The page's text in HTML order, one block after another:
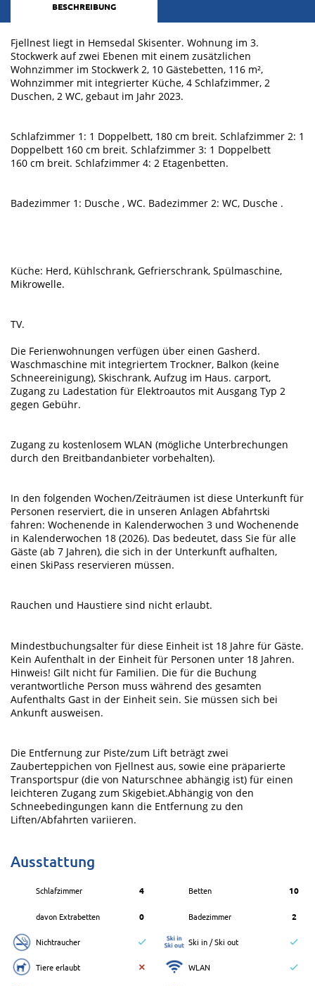
BESCHREIBUNG
Fjellnest liegt in Hemsedal Skisenter. Wohnung im 3.
Stockwerk auf zwei Ebenen mit einem zusätzlichen
Wohnzimmer im Stockwerk 2, 10 Gästebetten, 116 m²,
Wohnzimmer mit integrierter Küche, 4 Schlafzimmer, 2
Duschen, 2 WC, gebaut im Jahr 2023.
Schlafzimmer 1: 1 Doppelbett, 180 cm breit. Schlafzimmer 2: 1
Doppelbett 160 cm breit. Schlafzimmer 3: 1 Doppelbett
160 cm breit. Schlafzimmer 4: 2 Etagenbetten.
Badezimmer 1: Dusche , WC. Badezimmer 2: WC, Dusche .
Küche: Herd, Kühlschrank, Gefrierschrank, Spülmaschine,
Mikrowelle.
TV.
Die Ferienwohnungen verfügen über einen Gasherd.
Waschmaschine mit integriertem Trockner, Balkon (keine
Schneereinigung), Skischrank, Aufzug im Haus. carport,
Zugang zu Ladestation für Elektroautos mit Ausgang Typ 2
gegen Gebühr.
Zugang zu kostenlosem WLAN (mögliche Unterbrechungen
durch den Breitbandanbieter vorbehalten).
In den folgenden Wochen/Zeiträumen ist diese Unterkunft für
Personen reserviert, die in unseren Anlagen Abfahrtski
fahren: Wochenende in Kalenderwochen 3 und Wochenende
in Kalenderwochen 18 (2026). Das bedeutet, dass Sie für alle
Gäste (ab 7 Jahren), die sich in der Unterkunft aufhalten,
einen SkiPass reservieren müssen.
Rauchen und Haustiere sind nicht erlaubt.
Mindestbuchungsalter für diese Einheit ist 18 Jahre für Gäste.
Kein Aufenthalt in der Einheit für Personen unter 18 Jahren.
Hinweis! Gilt nicht für Familien. Die für die Buchung
verantwortliche Person muss während des gesamten
Aufenthalts Gast in der Einheit sein. Sie müssen sich bei
Ankunft ausweisen.
Die Entfernung zur Piste/zum Lift beträgt zwei
Zauberteppichen von Fjellnest aus, sowie eine präparierte
Transportspur (die von Naturschnee abhängig ist) für einen
leichteren Zugang zum Skigebiet.Abhängig von den
Schneebedingungen kann die Entfernung zu den
Liften/Abfahrten variieren.
Ausstattung
Schlafzimmer 4 Betten 10
davon Extrabetten 0 Badezimmer 2
Nichtraucher Ski in / Ski out
Tiere erlaubt WLAN